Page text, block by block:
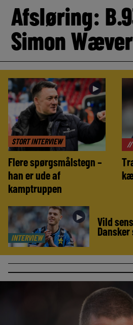
Afsløring:
Simon Wæver
STORT INTERVIEW
►
Flere spørgsmålstegn –
han er ude af
kamptruppen
// LIVE // LIVE
INTERVIEW
► Vild